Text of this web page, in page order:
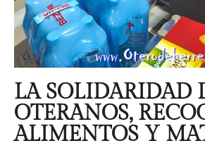
LA SOLIDARIDAD
OTERANOS,
ALIMENTOS Y